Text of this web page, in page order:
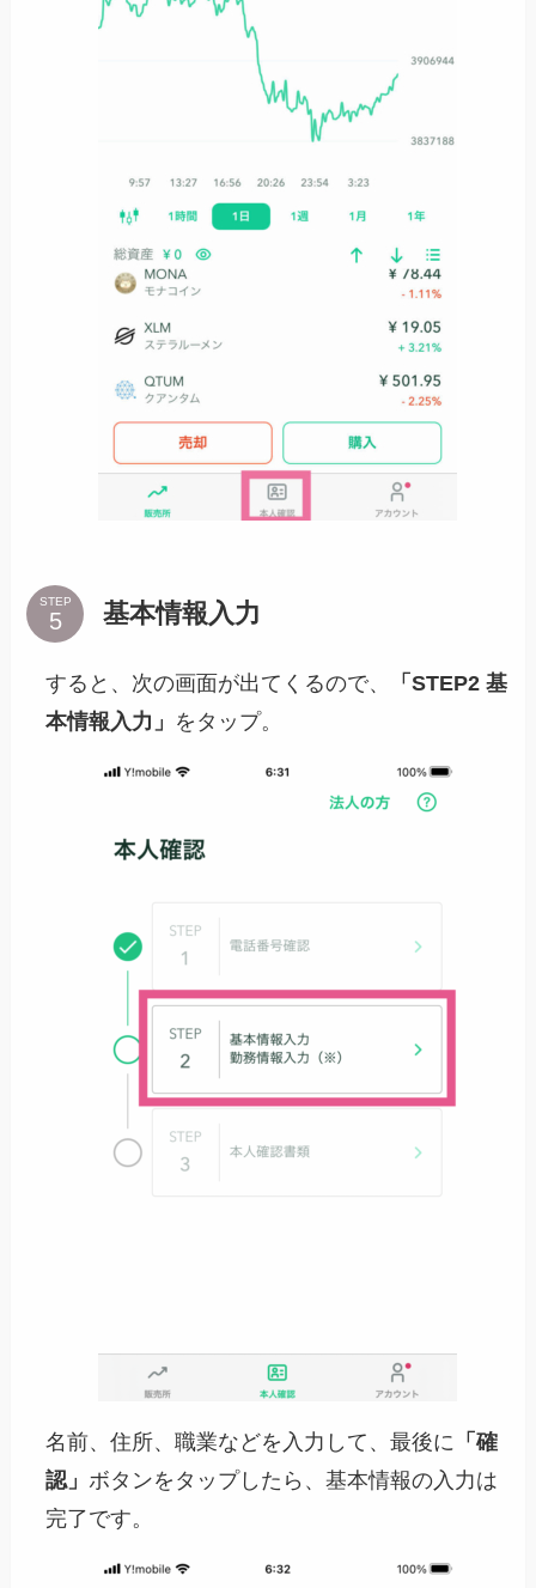
STEP 基本情報入力
すると、次の画面が出てくるので、
「STEP2 基
本情報入力」 をタップ。
名前、住所、職業などを入力して、最後に 「確
認」 ボタンをタップしたら、基本情報の入力は
完了です。